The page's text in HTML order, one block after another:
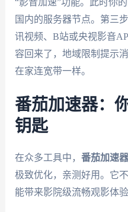
国内的服务器节点。第三
讯视频、B站或央视影音
容回来了，地域限制提示
在家连宽带一样。
番茄加速器：
钥匙
在众多工具中， 番茄加速器
极致优化，亲测好用。它
能带来影院级流畅观影体验